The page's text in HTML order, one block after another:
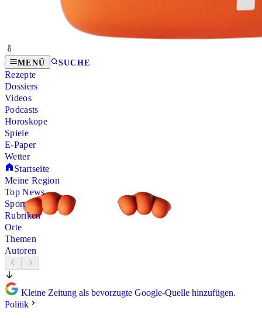
MENÜ SUCHE
Rezepte
Dossiers
Videos
Podcasts
Horoskope
Spiele
E-Paper
Wetter
Startseite
Meine Region
Top News
Sport
Rubriken
Orte
Themen
Autoren
Kleine Zeitung als bevorzugte Google-Quelle hinzufügen.
Politik